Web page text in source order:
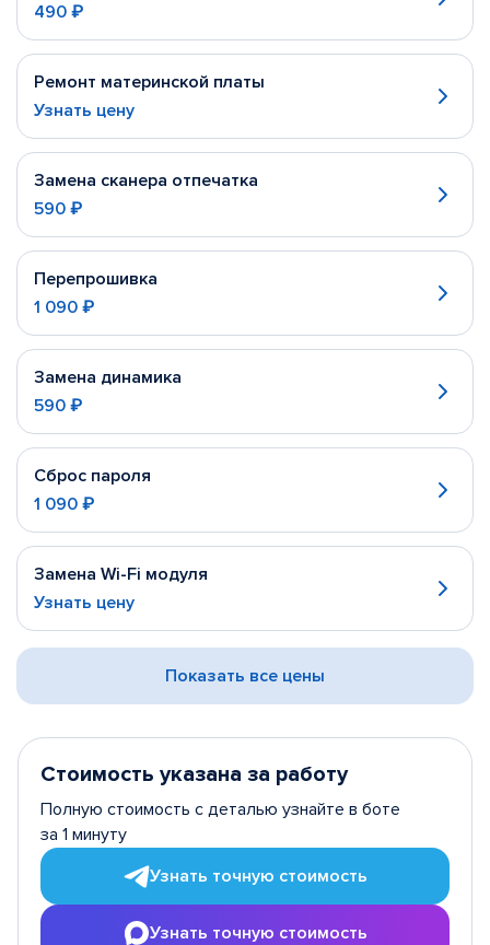
490 ₽
Ремонт материнской платы
Узнать цену
Замена сканера отпечатка
590 ₽
Перепрошивка
1 090 ₽
Замена динамика
590 ₽
Сброс пароля
1 090 ₽
Замена Wi-Fi модуля
Узнать цену
Показать все цены
Стоимость указана за работу
Полную стоимость с деталью узнайте в боте
за 1 минуту
Узнать точную стоимость
Узнать точную стоимость